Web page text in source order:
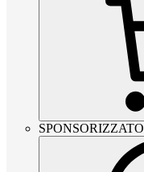
SPONSORIZZATO